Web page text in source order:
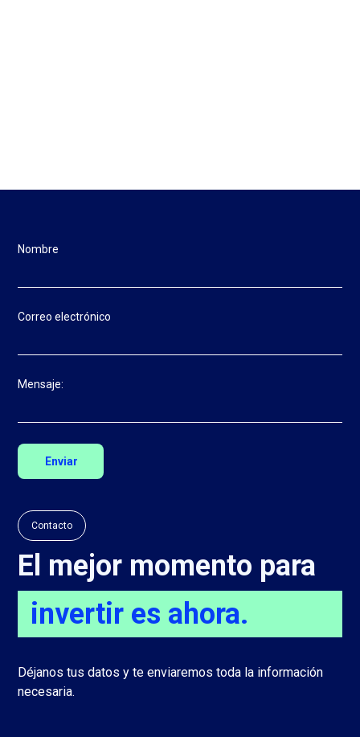
Contacto
El mejor momento para
invertir es ahora.
Déjanos tus datos y te enviaremos toda la información
necesaria.
Nombre
Correo electrónico
Mensaje: